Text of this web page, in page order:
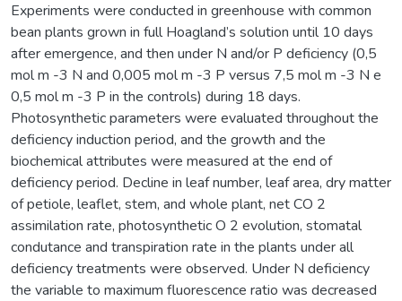
Experiments were conducted in greenhouse with common
bean plants grown in full Hoagland’s solution until 10 days
after emergence, and then under N and/or P deficiency (0,5
mol m -3 N and 0,005 mol m -3 P versus 7,5 mol m -3 N e
0,5 mol m -3 P in the controls) during 18 days.
Photosynthetic parameters were evaluated throughout the
deficiency induction period, and the growth and the
biochemical attributes were measured at the end of
deficiency period. Decline in leaf number, leaf area, dry matter
of petiole, leaflet, stem, and whole plant, net CO 2
assimilation rate, photosynthetic O 2 evolution, stomatal
condutance and transpiration rate in the plants under all
deficiency treatments were observed. Under N deficiency
the variable to maximum fluorescence ratio was decreased